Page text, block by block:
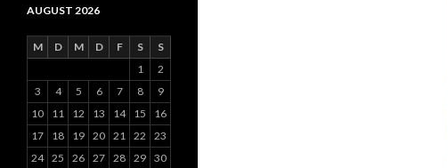
AUGUST 2026
M D M D F S
S
1
2
3
4 5 6 7 8
9
10
11 12 13 14 15
16
17
18 19 20 21 22
23
24 25 26 27 28 29 30